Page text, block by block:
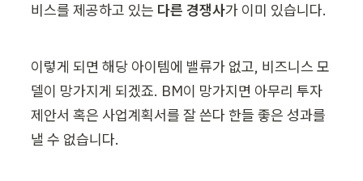
비스를 제공하고 있는 다른 경쟁사가 이미 있습니다.
이렇게 되면 해당 아이템에 밸류가 없고, 비즈니스 모
델이 망가지게 되겠죠. BM이 망가지면 아무리 투자
제안서 혹은 사업계획서를 잘 쓴다 한들 좋은 성과를
낼 수 없습니다.